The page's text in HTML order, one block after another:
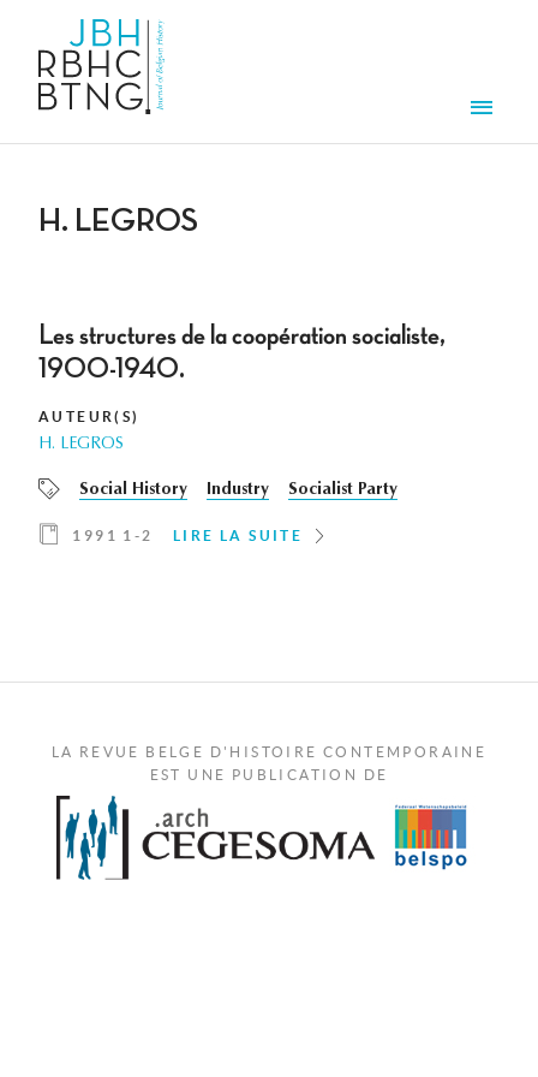
H. LEGROS
Les structures de la coopération socialiste,
1900-1940.
AUTEUR(S)
H. LEGROS
Social History Industry Socialist Party
1991 1-2 LIRE LA SUITE
LA REVUE BELGE D'HISTOIRE CONTEMPORAINE
EST UNE PUBLICATION DE